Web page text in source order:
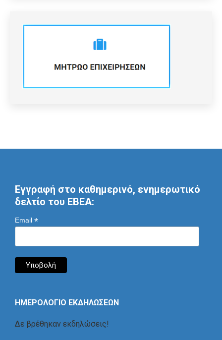
Εγγραφή στο καθημερινό, ενημερωτικό
δελτίο του ΕΒΕΑ:
Email *
ΗΜΕΡΟΛΟΓΙΟ ΕΚΔΗΛΩΣΕΩΝ
Δε βρέθηκαν εκδηλώσεις!